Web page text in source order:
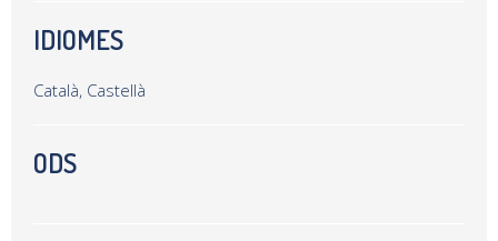
IDIOMES
Català, Castellà
ODS